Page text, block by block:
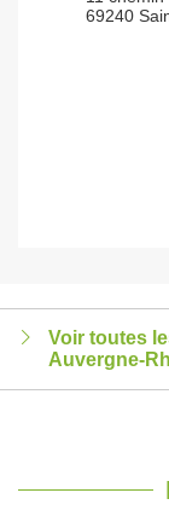
69240
Voir toutes
Auvergne-